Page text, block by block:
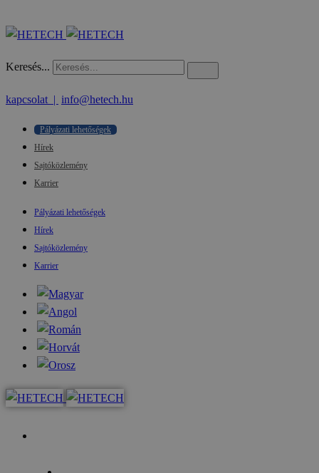
Keresés...
kapcsolat | info@hetech.hu
Pályázati lehetőségek
Hírek
Sajtóközlemény
Karrier
Pályázati lehetőségek
Hírek
Sajtóközlemény
Karrier